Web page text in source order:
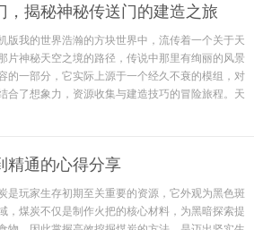
揭秘神秘传送门的建造之旅
版我的世界浩瀚的方块世界中，流传着一个关于天
片神秘天空之境的路径，传说中那里有绚丽的风景
的一部分，它实际上源于一个经久不衰的模组，对
合了想象力，资源收集与建造技巧的冒险旅程。天
精通的心得分享
是玩家生存初期至关重要的资源，它外观为黑色斑
，煤炭不仅是制作火把的核心材料，为黑暗探索提